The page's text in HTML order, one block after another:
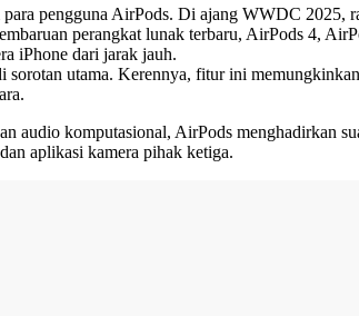
pengguna AirPods. Di ajang WWDC 2025,
perangkat lunak terbaru, AirPods 4,
iPhone dari jarak jauh.
utama. Kerennya, fitur ini
audio komputasional, AirPods menghadirkan
aplikasi kamera pihak ketiga.